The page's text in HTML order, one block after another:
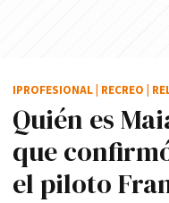
Quién es
que
el piloto
IPROFESIONAL RECREO